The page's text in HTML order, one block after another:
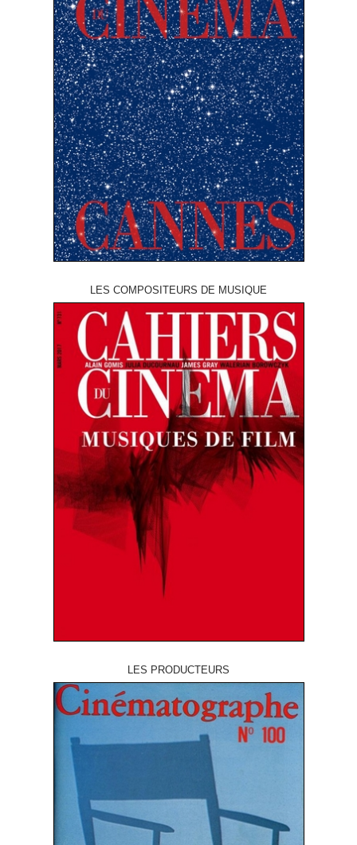
LES COMPOSITEURS DE MUSIQUE
LES PRODUCTEURS